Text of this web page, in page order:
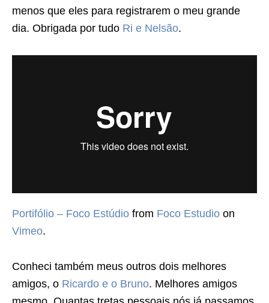
menos que eles para registrarem o meu grande
dia. Obrigada por tudo Ri e Nelsão.
Portifólio – Foco Estúdio from Foco Estudio on
Vimeo.
Conheci também meus outros dois melhores
amigos, o Ricardo e o Bruno. Melhores amigos